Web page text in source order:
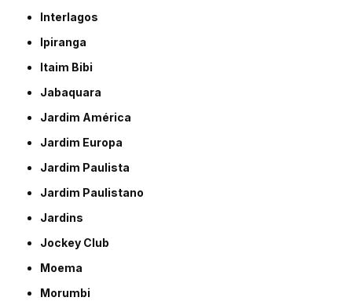
Interlagos
Ipiranga
Itaim Bibi
Jabaquara
Jardim América
Jardim Europa
Jardim Paulista
Jardim Paulistano
Jardins
Jockey Club
Moema
Morumbi